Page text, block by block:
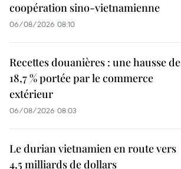
coopération sino-vietnamienne
06/08/2026 08:10
Recettes douanières : une hausse de
18,7 % portée par le commerce
extérieur
06/08/2026 08:03
Le durian vietnamien en route vers
4,5 milliards de dollars